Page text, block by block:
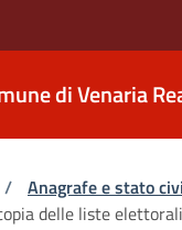
di Venaria
pane
/ Anagrafe e stato
delle liste elettorali